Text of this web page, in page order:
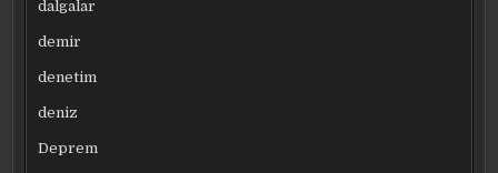
dalgalar
demir
denetim
deniz
Deprem